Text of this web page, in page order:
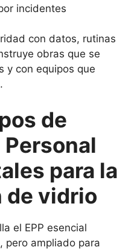
incidentes
con datos, rutinas
obras que se
y con equipos que
de
para la
de vidrio
el EPP esencial
pero ampliado para